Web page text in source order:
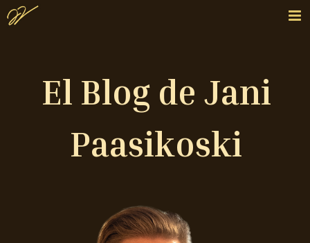
El Blog de Jani
Paasikoski